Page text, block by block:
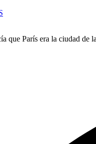
que París era la ciudad